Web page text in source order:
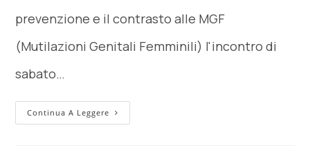
prevenzione e il contrasto alle MGF
(Mutilazioni Genitali Femminili) l'incontro di
sabato…
Continua A Leggere